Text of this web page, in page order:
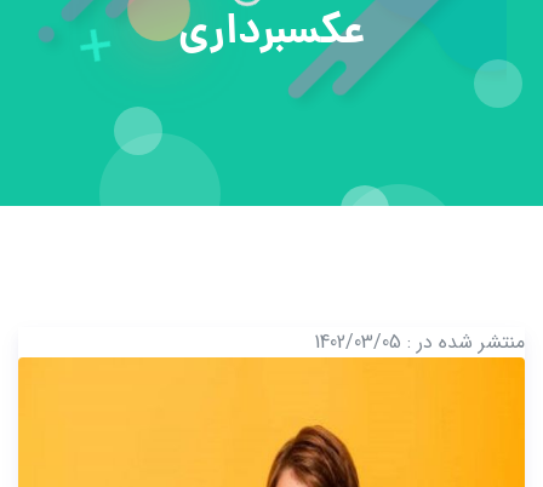
عکسبرداری
منتشر شده در : 1402/03/05